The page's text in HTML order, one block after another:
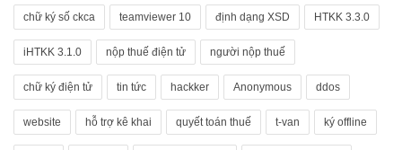
chữ ký số ckca teamviewer 10 định dạng XSD HTKK 3.3.0
iHTKK 3.1.0 nộp thuế điện tử người nộp thuế
chữ ký điện tử tin tức hackker Anonymous ddos
website hỗ trợ kê khai quyết toán thuế t-van ký offline